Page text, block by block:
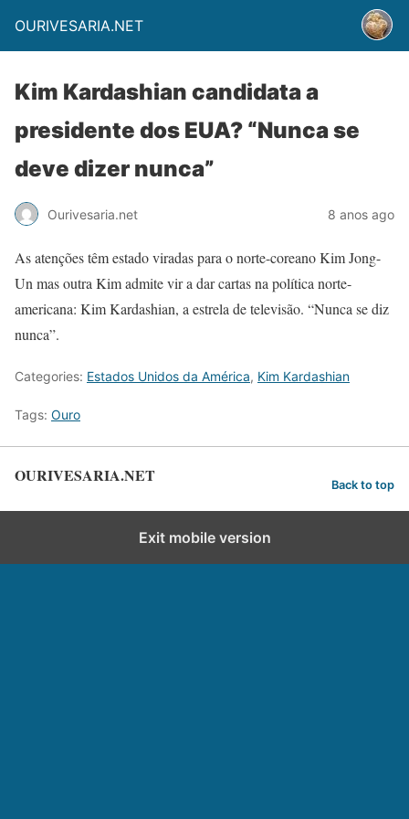
OURIVESARIA.NET
Kim Kardashian candidata a
presidente dos EUA? “Nunca se
deve dizer nunca”
Ourivesaria.net 8 anos ago
As atenções têm estado viradas para o norte-coreano Kim Jong-
Un mas outra Kim admite vir a dar cartas na política norte-
americana: Kim Kardashian, a estrela de televisão. “Nunca se diz
nunca”.
Categories: Estados Unidos da América, Kim Kardashian
Tags: Ouro
OURIVESARIA.NET Back to top
Exit mobile version